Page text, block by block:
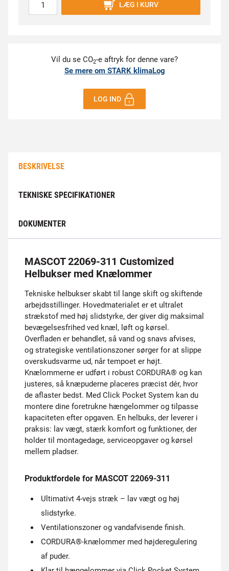
LÆG I KURV
Vil du se CO2-e aftryk for denne vare?
Se mere om STARK klimaLog
LOG IND
BESKRIVELSE
TEKNISKE SPECIFIKATIONER
DOKUMENTER
MASCOT 22069-311 Customized
Helbukser med Knælommer
Tekniske helbukser skabt til lange skift og skiftende
arbejdsstillinger. Hovedmaterialet er et ultralet
strækstof med høj slidstyrke, der giver dig maksimal
bevægelsesfrihed ved knæl, løft og kørsel.
Overfladen er behandlet, så vand og snavs afvises,
og strategiske ventilationszoner sørger for at slippe
overskudsvarme ud, når tempoet er højt.
Knælommerne er udført i robust CORDURA® og kan
justeres, så knæpuderne placeres præcist dér, hvor
de aflaster bedst. Med Click Pocket System kan du
montere dine foretrukne hængelommer og tilpasse
kapaciteten efter opgaven. En helbuks, der leverer i
praksis: lav vægt, stærk komfort og funktioner, der
holder til montagedage, serviceopgaver og kørsel
mellem pladser.
Produktfordele for MASCOT 22069-311
Ultimativt 4-vejs stræk – lav vægt og høj
slidstyrke.
Ventilationszoner og vandafvisende finish.
CORDURA®-knælommer med højderegulering
af puder.